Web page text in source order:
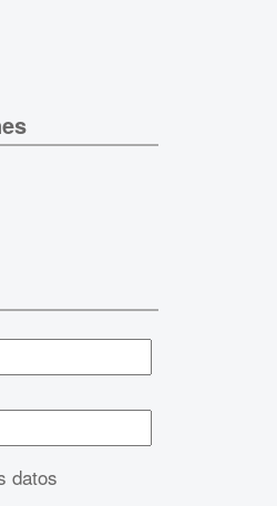
datos